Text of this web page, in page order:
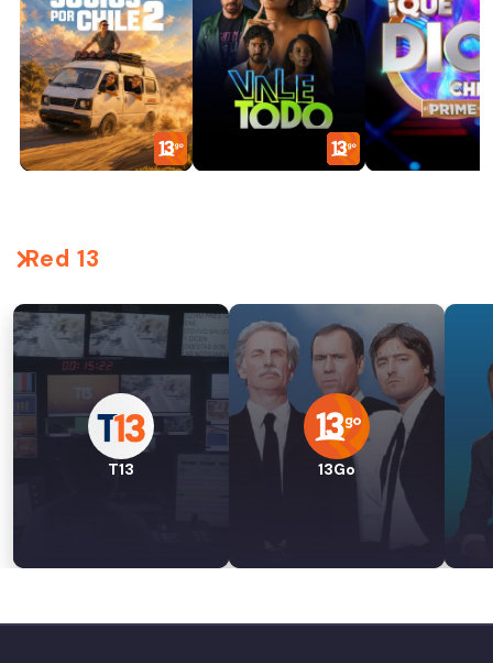
Red 13
T13 13Go